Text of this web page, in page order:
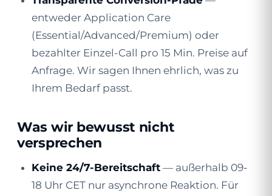
entweder Application Care
(Essential/Advanced/Premium) oder
bezahlter Einzel-Call pro 15 Min. Preise auf
Anfrage. Wir sagen Ihnen ehrlich, was zu
Ihrem Bedarf passt.
Was wir bewusst nicht
versprechen
Keine 24/7-Bereitschaft — außerhalb 09-
18 Uhr CET nur asynchrone Reaktion. Für